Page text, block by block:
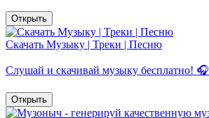
Открыть
Скачать Музыку | Треки | Песню
Слушай и скачивай музыку бесплатно! 🎧
Открыть